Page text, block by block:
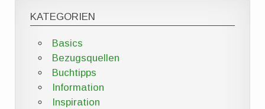
KATEGORIEN
Basics
Bezugsquellen
Buchtipps
Information
Inspiration